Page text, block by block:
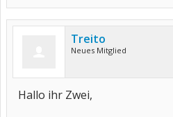
Treito
Neues Mitglied
Hallo ihr Zwei,